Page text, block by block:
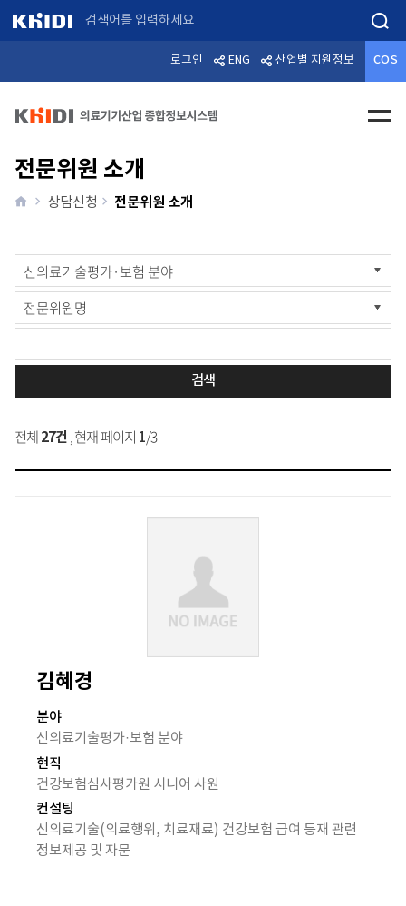
로그인 ENG 산업별 지원정보 COS
전체메
전문위원 소개
home상담신청 전문위원 소개
전체 27건 , 현재 페이지 1/3
김혜경
분야
신의료기술평가·보험 분야
현직
건강보험심사평가원 시니어 사원
컨설팅
신의료기술(의료행위, 치료재료) 건강보험 급여 등재 관련
정보제공 및 자문